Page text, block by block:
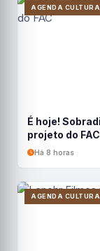
AGENDA
É hoje!
projeto do FAC
Há 8 horas
AGENDA